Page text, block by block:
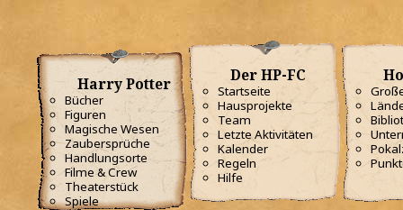
Harry Potter
Bücher
Figuren
Magische Wesen
Zaubersprüche
Handlungsorte
Filme & Crew
Theaterstück
Spiele
Der HP-FC
Startseite
Hausprojekte
Team
Letzte Aktivitäten
Kalender
Regeln
Hilfe